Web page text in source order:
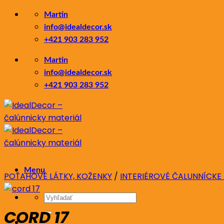
Skip
content
Martin
info@idealdecor.sk
+421 903 283 952
Martin
info@idealdecor.sk
+421 903 283 952
Menu
Hľadať:
POŤAHOVÉ LÁTKY, KOŽENKY / INTERIÉROVÉ ČALUNNÍCKE
CORD 17